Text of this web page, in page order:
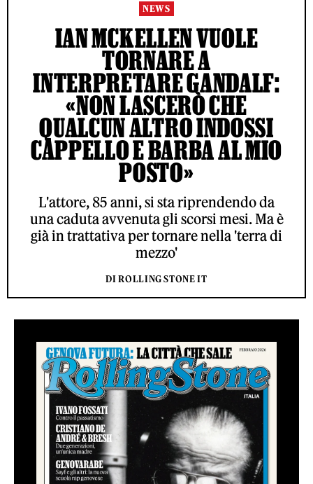
NEWS
IAN MCKELLEN VUOLE
TORNARE A
INTERPRETARE GANDALF:
«NON LASCERÒ CHE
QUALCUN ALTRO INDOSSI
CAPPELLO E BARBA AL MIO
POSTO»
L'attore, 85 anni, si sta riprendendo da
una caduta avvenuta gli scorsi mesi. Ma è
già in trattativa per tornare nella 'terra di
mezzo'
DI ROLLING STONE IT